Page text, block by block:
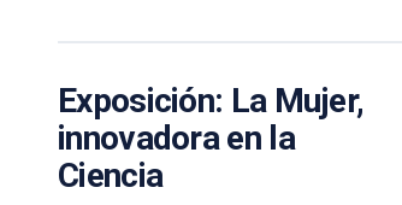
Exposición: La Mujer,
innovadora en la
Ciencia